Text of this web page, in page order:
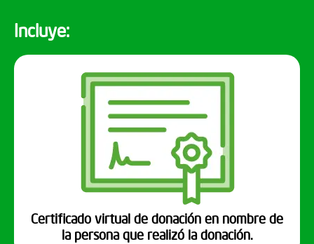
Incluye:
Certificado virtual de donación en nombre de
la persona que realizó la donación.